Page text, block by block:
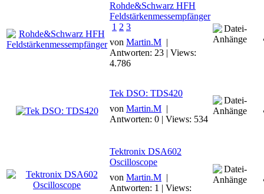
Rohde&Schwarz HFH
Feldstärkenmessempfänger
1 2 3
von Martin.M |
Antworten: 23 | Views:
4.786
Tek DSO: TDS420
von Martin.M |
Antworten: 0 | Views: 534
Tektronix DSA602
Oscilloscope
von Martin.M |
Antworten: 1 | Views: